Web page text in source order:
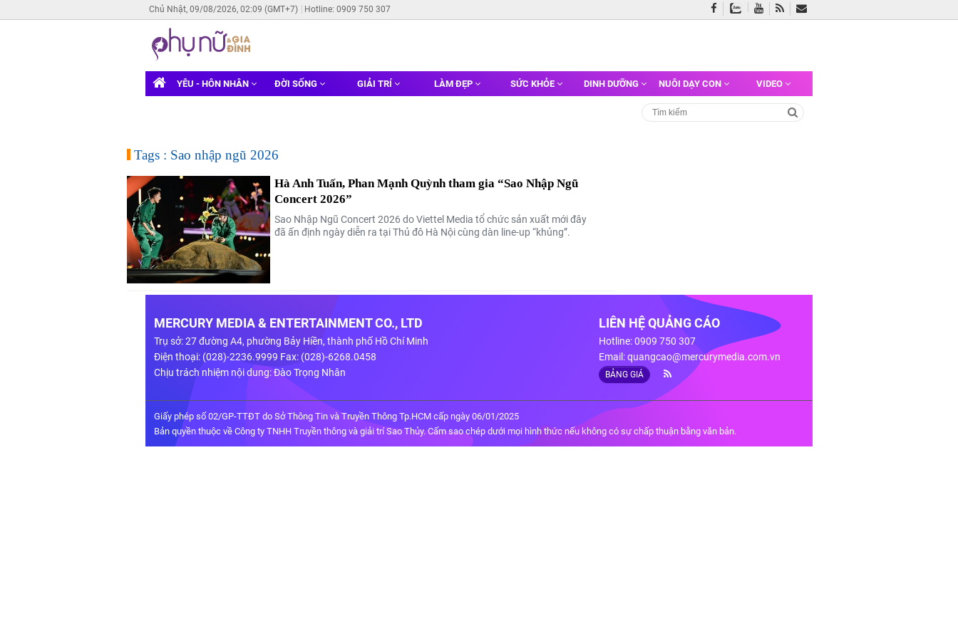
Chủ Nhật, 09/08/2026, 02:09 (GMT+7) Hotline: 0909 750 307
YÊU - HÔN NHÂN ĐỜI SỐNG GIẢI TRÍ LÀM ĐẸP SỨC KHỎE DINH DƯỠNG NUÔI DẠY CON VIDEO
Tags : Sao nhập ngũ 2026
Hà Anh Tuấn, Phan Mạnh Quỳnh tham gia “Sao Nhập Ngũ
Concert 2026”
Sao Nhập Ngũ Concert 2026 do Viettel Media tổ chức sản xuất mới đây
đã ấn định ngày diễn ra tại Thủ đô Hà Nội cùng dàn line-up “khủng”.
MERCURY MEDIA & ENTERTAINMENT CO., LTD
Trụ sở: 27 đường A4, phường Bảy Hiền, thành phố Hồ Chí Minh
Điện thoại: (028)-2236.9999 Fax: (028)-6268.0458
Chịu trách nhiệm nội dung: Đào Trọng Nhân
LIÊN HỆ QUẢNG CÁO
Hotline: 0909 750 307
Email:quangcao@mercurymedia.com.vn
BẢNG GIÁ
Giấy phép số 02/GP-TTĐT do Sở Thông Tin và Truyền Thông Tp.HCM cấp ngày 06/01/2025
Bản quyền thuộc về Công ty TNHH Truyền thông và giải trí Sao Thủy. Cấm sao chép dưới mọi hình thức nếu không có sự chấp thuận bằng văn bản.